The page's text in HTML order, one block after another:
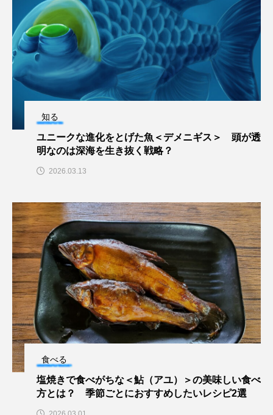
オーストラリア カイエビ カイギュウ
カイロウドウケツ カイワリ
カエルアンコウ カガミガイ カキ
カクレクマノミ
カタボシイワシ カツオ カニ
カブトエビ
カワバタモロコ カワムツ ガラ・ルファ
キジハタ キス キチヌ キヌバリ
キビナゴ キュウリエソ キンメダイ
ギギ ギンザケ ギンザメ クエ
クサガメ クジラ クニマス クマノミ
クモギンポ クラゲ クルマエビ
知る
ユニークな進化をとげた魚＜デメニギス＞ 頭が透
明なのは深海を生き抜く戦略？
2026.03.13
食べる
塩焼きで食べがちな＜鮎（アユ）＞の美味しい食べ
方とは？ 季節ごとにおすすめしたいレシピ2選